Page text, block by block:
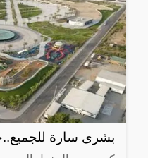
بشرى سارة